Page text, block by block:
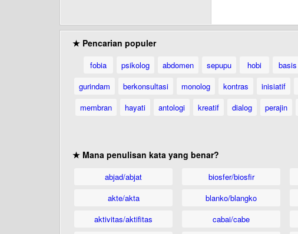
★ Pencarian populer
fobia psikolog abdomen sepupu hobi basis
gurindam
berkonsultasi monolog kontras inisiatif
membran
hayati antologi kreatif dialog perajin
★ Mana penulisan kata yang benar?
abjad/abjat
akte/akta
aktivitas/aktifitas
biosfer/biosfir
blanko/blangko
cabai/cabe